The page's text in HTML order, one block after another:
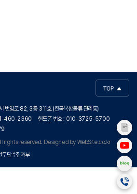
번영로 82, 3층 311호 (한국복합물류 관리동)
460-2360
핸드폰 번호 : 010-3725-5700
rights reserved. Designed by WebSite.co.kr
무단수집거부